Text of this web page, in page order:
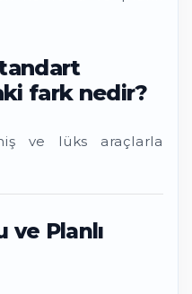
fark nedir?
ve lüks araçlarla
ve Planlı